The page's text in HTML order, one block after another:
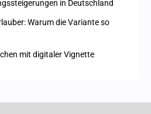
in Deutschland
Warum die Variante so
mit digitaler Vignette